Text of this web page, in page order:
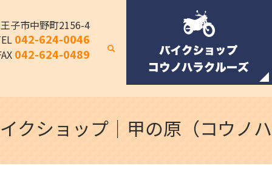
search
子市中野町2156-4
042-624-0046
042-624-0489
クショップ｜甲の原（コウノハ